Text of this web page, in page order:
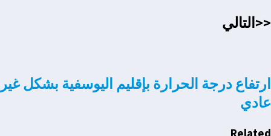
<<التالي
ارتفاع درجة الحرارة بإقليم اليوسفية بشكل غير
عادي
Related